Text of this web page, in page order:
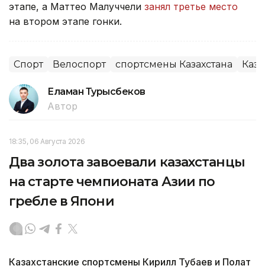
этапе, а Маттео Малуччели занял третье место
на втором этапе гонки.
Спорт Велоспорт спортсмены Казахстана
Еламан Турысбеков
Автор
18:35, 06 Августа 2026
Два золота завоевали казахстанцы
на старте чемпионата Азии по
гребле в Япони
Казахстанские спортсмены Кирилл Тубаев и Полат